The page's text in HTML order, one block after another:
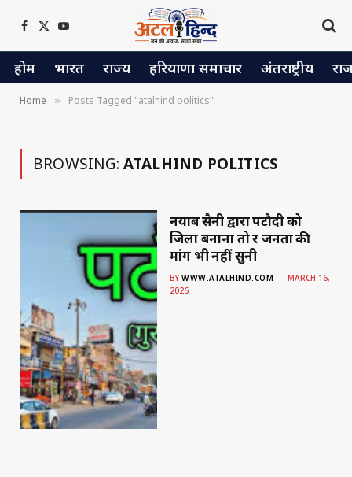
Facebook
X
(Twitter)
YouTube
होम भारत राज्य हरियाणा समाचार अंतराष्ट्रीय
Home » Posts Tagged "atalhind politics"
BROWSING: ATALHIND POLITICS
नयाब सैनी द्वारा पटौदी को
जिला बनाना तो दूर जनता की
मांग भी नहीं सुनी
BY WWW.ATALHIND.COM
MARCH 16,
2026